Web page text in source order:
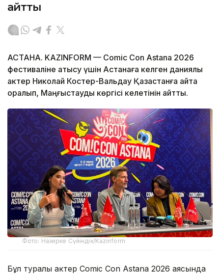
айтты
АСТАНА. KAZINFORM — Comic Con Astana 2026
фестиваліне қатысу үшін Астанаға келген даниялық
актер Николай Костер-Вальдау Қазақстанға қайта
оралып, Маңғыстауды көргісі келетінін айтты.
Фото: Назерке Сүйіндік/Kazinform
Бұл туралы актер Comic Con Astana 2026 аясында